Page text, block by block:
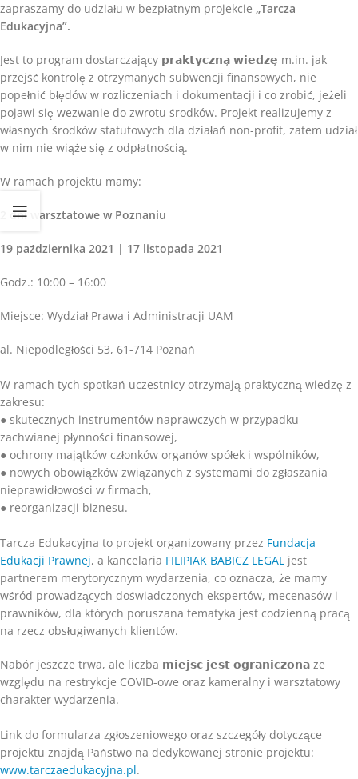
zapraszamy do udziału w bezpłatnym projekcie „Tarcza
Edukacyjna”.
Jest to program dostarczający 𝗽𝗿𝗮𝗸𝘁𝘆𝗰𝘇𝗻𝗮̨ 𝘄𝗶𝗲𝗱𝘇𝗲̨ m.in. jak
przejść kontrolę z otrzymanych subwencji finansowych, nie
popełnić błędów w rozliczeniach i dokumentacji i co zrobić, jeżeli
pojawi się wezwanie do zwrotu środków. Projekt realizujemy z
własnych środków statutowych dla działań non-profit, zatem udział
w nim nie wiąże się z odpłatnością.
W ramach projektu mamy:
2 dni warsztatowe w Poznaniu
19 października 2021 | 17 listopada 2021
Godz.: 10:00 – 16:00
Miejsce: Wydział Prawa i Administracji UAM
al. Niepodległości 53, 61-714 Poznań
W ramach tych spotkań uczestnicy otrzymają praktyczną wiedzę z
zakresu:
● skutecznych instrumentów naprawczych w przypadku
zachwianej płynności finansowej,
● ochrony majątków członków organów spółek i wspólników,
● nowych obowiązków związanych z systemami do zgłaszania
nieprawidłowości w firmach,
● reorganizacji biznesu.
Tarcza Edukacyjna to projekt organizowany przez Fundacja
Edukacji Prawnej, a kancelaria FILIPIAK BABICZ LEGAL jest
partnerem merytorycznym wydarzenia, co oznacza, że mamy
wśród prowadzących doświadczonych ekspertów, mecenasów i
prawników, dla których poruszana tematyka jest codzienną pracą
na rzecz obsługiwanych klientów.
Nabór jeszcze trwa, ale liczba 𝗺𝗶𝗲𝗷𝘀𝗰 𝗷𝗲𝘀𝘁 𝗼𝗴𝗿𝗮𝗻𝗶𝗰𝘇𝗼𝗻𝗮 ze
względu na restrykcje COVID-owe oraz kameralny i warsztatowy
charakter wydarzenia.
Link do formularza zgłoszeniowego oraz szczegóły dotyczące
projektu znajdą Państwo na dedykowanej stronie projektu:
www.tarczaedukacyjna.pl.